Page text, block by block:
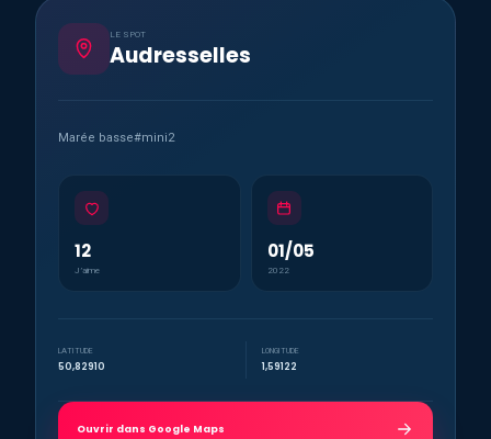
LE SPOT
Audresselles
Marée basse#mini2
12
J’aime
01/05
2022
LATITUDE
50,82910
LONGITUDE
1,59122
Ouvrir dans Google Maps